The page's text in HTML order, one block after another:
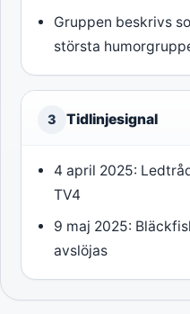
Gruppen beskrivs
största
3 Tidlinjesignal
4 april 2025:
TV4
9 maj 2025:
avslöjas